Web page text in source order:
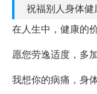
祝福别人身体健
在人生中，健康的
愿您劳逸适度，多加
我想你的病痛，身